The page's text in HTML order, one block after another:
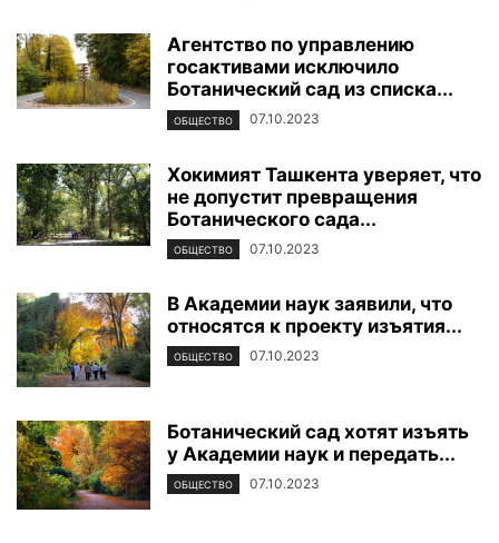
Агентство по управлению
госактивами исключило
Ботанический сад из списка...
ОБЩЕСТВО 07.10.2023
Хокимият Ташкента уверяет, что
не допустит превращения
Ботанического сада...
ОБЩЕСТВО 07.10.2023
В Академии наук заявили, что
относятся к проекту изъятия...
ОБЩЕСТВО 07.10.2023
Ботанический сад хотят изъять
у Академии наук и передать...
ОБЩЕСТВО 07.10.2023